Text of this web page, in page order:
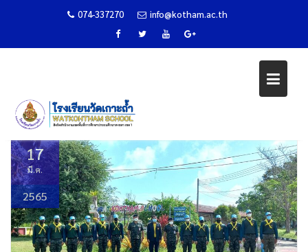
074-337270 info@kotham.ac.th
รับมอบถุงยังชีพเพื่อการศึกษาและ
Home ข่าวกิจกรรม รับมอบถุงยังชีพเพื่อการศึกษาและจักรยาน
17
มี.ค.
2565